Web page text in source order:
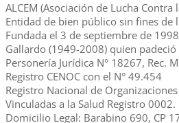
ALCEM (Asociación de Lucha
Entidad de bien público sin fines de
Fundada el 3 de septiembre de
Gallardo (1949-2008) quien padeció
Personería Jurídica N° 18267, Rec.
Registro CENOC con el N° 49.454
Registro Nacional de
Vinculadas a la Salud Registro 0002.
Domicilio Legal: Barabino 690, CP